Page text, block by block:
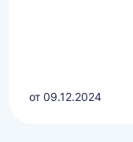
от 09.12.2024